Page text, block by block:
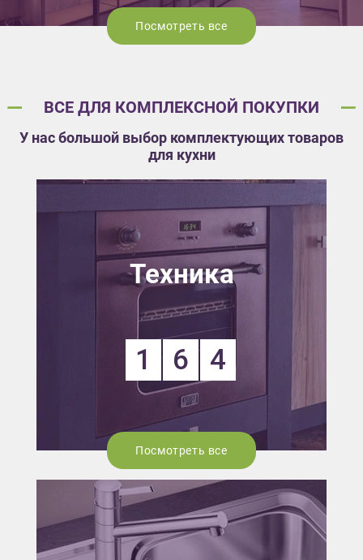
Посмотреть все
ВСЕ ДЛЯ КОМПЛЕКСНОЙ ПОКУПКИ
У нас большой выбор комплектующих товаров
для кухни
Техника
1 6 4
Посмотреть все